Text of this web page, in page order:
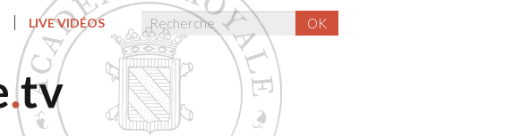
LIVE VIDÉOS OK